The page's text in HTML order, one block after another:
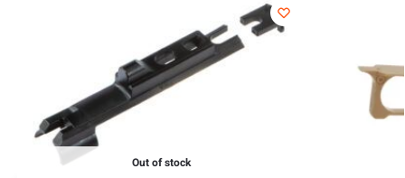
Out of stock